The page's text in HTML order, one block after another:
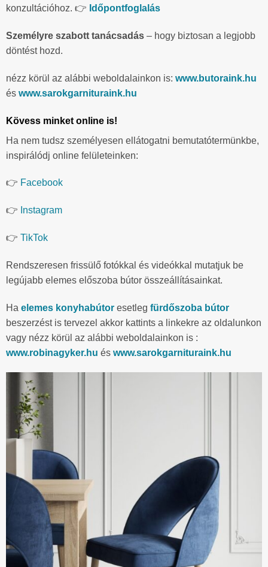
konzultációhoz. 👉 Időpontfoglalás
Személyre szabott tanácsadás – hogy biztosan a legjobb
döntést hozd.
nézz körül az alábbi weboldalainkon is: www.butoraink.hu
és www.sarokgarnituraink.hu
Kövess minket online is!
Ha nem tudsz személyesen ellátogatni bemutatótermünkbe,
inspirálódj online felületeinken:
👉 Facebook
👉 Instagram
👉 TikTok
Rendszeresen frissülő fotókkal és videókkal mutatjuk be
legújabb elemes előszoba bútor összeállításainkat.
Ha elemes konyhabútor esetleg fürdőszoba bútor
beszerzést is tervezel akkor kattints a linkekre az oldalunkon
vagy nézz körül az alábbi weboldalainkon is :
www.robinagyker.hu és www.sarokgarnituraink.hu